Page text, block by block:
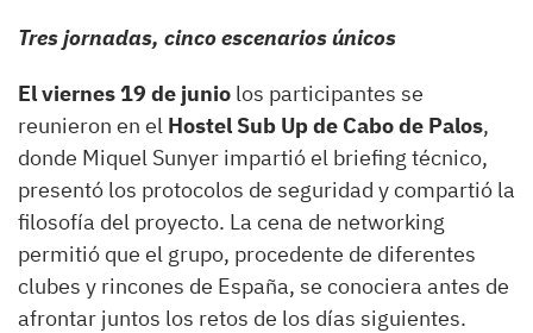
Tres jornadas, cinco escenarios únicos
El viernes 19 de junio los participantes se
reunieron en el Hostel Sub Up de Cabo de Palos,
donde Miquel Sunyer impartió el briefing técnico,
presentó los protocolos de seguridad y compartió la
filosofía del proyecto. La cena de networking
permitió que el grupo, procedente de diferentes
clubes y rincones de España, se conociera antes de
afrontar juntos los retos de los días siguientes.